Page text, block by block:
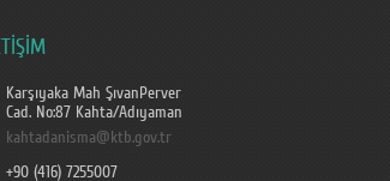
Karşıyaka Mah ŞıvanPerver
Cad. No:87 Kahta/Adıyaman
kahtadanisma@ktb.gov.tr
+90 (416) 7255007